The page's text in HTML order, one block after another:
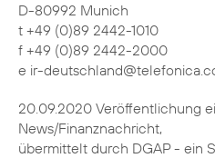
D-80992 Munich
t +49 (0)89 2442-1010
f +49 (0)89 2442-2000
e ir-
20.09.2020 Veröffentlichung
News/Finanznachricht,
übermittelt durch DGAP - ein